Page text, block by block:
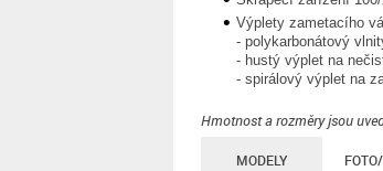
Výplety zametacího
- polykarbonátový
- hustý výplet na
- spirálový výplet na
Hmotnost a rozměry jsou
MODELY